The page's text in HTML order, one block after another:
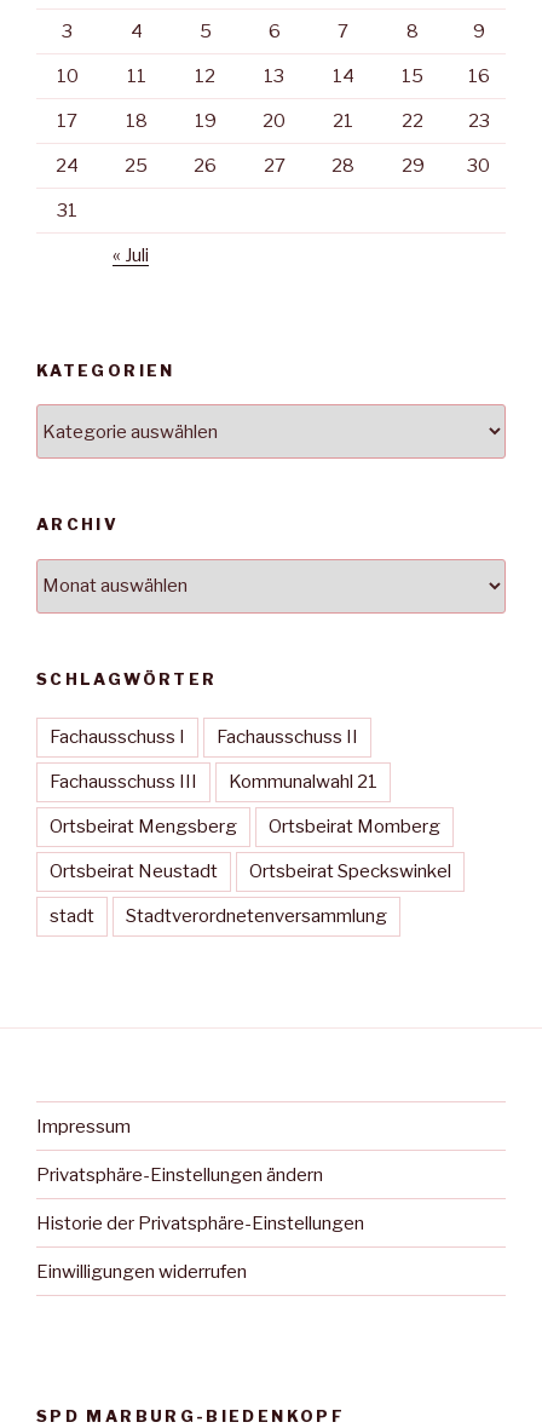
3 4 5 6 7 8 9
10 11 12 13 14 15 16
17 18 19 20 21 22 23
24 25 26 27 28 29 30
31
« Juli
KATEGORIEN
ARCHIV
SCHLAGWÖRTER
Fachausschuss I Fachausschuss II
Fachausschuss III Kommunalwahl 21
Ortsbeirat Mengsberg Ortsbeirat Momberg
Ortsbeirat Neustadt Ortsbeirat Speckswinkel
stadt Stadtverordnetenversammlung
Impressum
Privatsphäre-Einstellungen ändern
Historie der Privatsphäre-Einstellungen
Einwilligungen widerrufen
SPD MARBURG-BIEDENKOPF